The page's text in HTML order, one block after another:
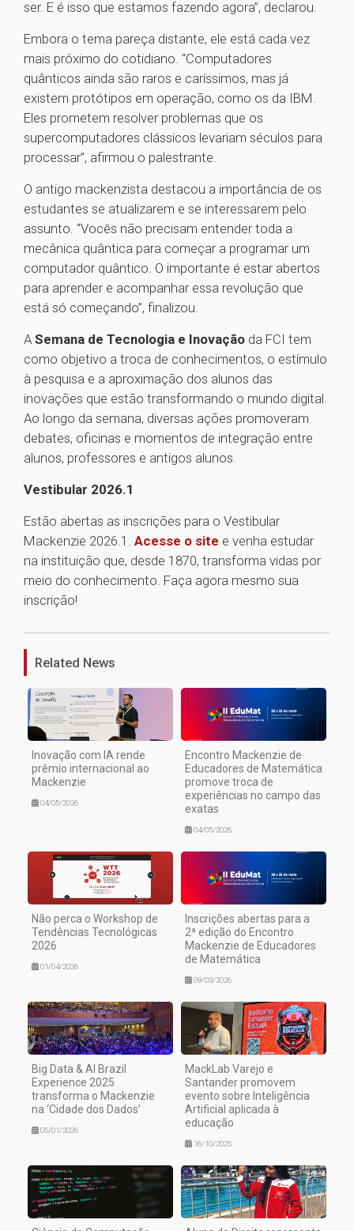
ser. E é isso que estamos fazendo agora”, declarou.
Embora o tema pareça distante, ele está cada vez
mais próximo do cotidiano. “Computadores
quânticos ainda são raros e caríssimos, mas já
existem protótipos em operação, como os da IBM.
Eles prometem resolver problemas que os
supercomputadores clássicos levariam séculos para
processar”, afirmou o palestrante.
O antigo mackenzista destacou a importância de os
estudantes se atualizarem e se interessarem pelo
assunto. “Vocês não precisam entender toda a
mecânica quântica para começar a programar um
computador quântico. O importante é estar abertos
para aprender e acompanhar essa revolução que
está só começando”, finalizou.
A Semana de Tecnologia e Inovação da FCI tem
como objetivo a troca de conhecimentos, o estímulo
à pesquisa e a aproximação dos alunos das
inovações que estão transformando o mundo digital.
Ao longo da semana, diversas ações promoveram
debates, oficinas e momentos de integração entre
alunos, professores e antigos alunos.
Vestibular 2026.1
Estão abertas as inscrições para o Vestibular
Mackenzie 2026.1. Acesse o site e venha estudar
na instituição que, desde 1870, transforma vidas por
meio do conhecimento. Faça agora mesmo sua
inscrição!
Related News
Inovação com IA rende
prêmio internacional ao
Mackenzie
04/05/2026
Encontro Mackenzie de
Educadores de Matemática
promove troca de
experiências no campo das
exatas
04/05/2026
Não perca o Workshop de
Tendências Tecnológicas
2026
01/04/2026
Inscrições abertas para a
2ª edição do Encontro
Mackenzie de Educadores
de Matemática
09/03/2026
Big Data & AI Brazil
Experience 2025
transforma o Mackenzie
na ‘Cidade dos Dados’
05/01/2026
MackLab Varejo e
Santander promovem
evento sobre Inteligência
Artificial aplicada à
educação
16/10/2025